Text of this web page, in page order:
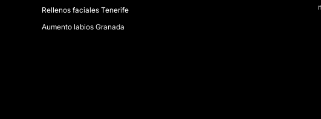
Rellenos faciales Tenerife
Aumento labios Granada